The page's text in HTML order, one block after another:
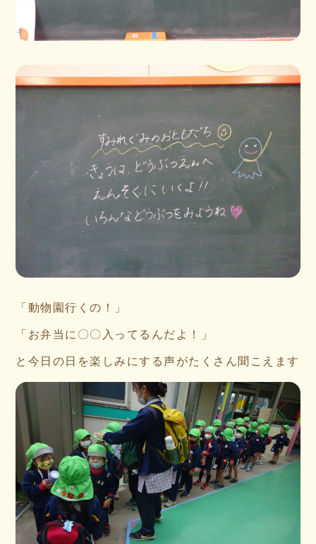
「動物園行くの！」
「お弁当に〇〇入ってるんだよ！」
と今日の日を楽しみにする声がたくさん聞こえます